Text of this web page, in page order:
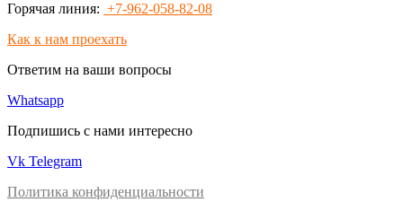
Горячая линия: +7-962-058-82-08
Как к нам проехать
Ответим на ваши вопросы
Whatsapp
Подпишись с нами интересно
Vk Telegram
Политика конфиденциальности